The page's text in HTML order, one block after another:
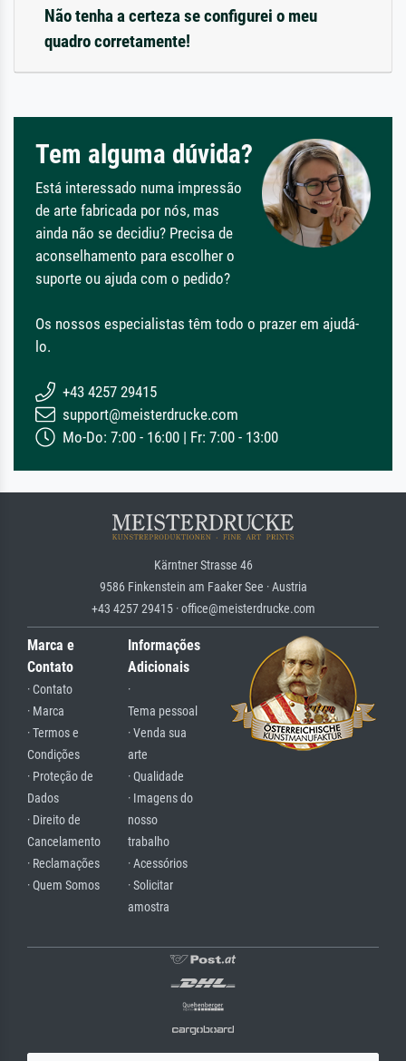
Não tenha a certeza se configurei o meu
quadro corretamente!
Tem alguma dúvida?
Está interessado numa impressão
de arte fabricada por nós, mas
ainda não se decidiu? Precisa de
aconselhamento para escolher o
suporte ou ajuda com o pedido?
Os nossos especialistas têm todo o prazer em ajudá-
lo.
+43 4257 29415
support@meisterdrucke.com
Mo-Do: 7:00 - 16:00 | Fr: 7:00 - 13:00
Kärntner Strasse 46
9586 Finkenstein am Faaker See · Austria
+43 4257 29415 · office@meisterdrucke.com
Marca e
Contato
· Contato
· Marca
· Termos e
Condições
· Proteção de
Dados
· Direito de
Cancelamento
· Reclamações
· Quem Somos
Informações
Adicionais
·
Tema pessoal
· Venda sua
arte
· Qualidade
· Imagens do
nosso
trabalho
· Acessórios
· Solicitar
amostra